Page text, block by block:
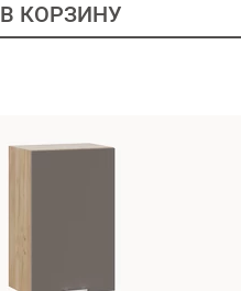
В КОРЗИНУ